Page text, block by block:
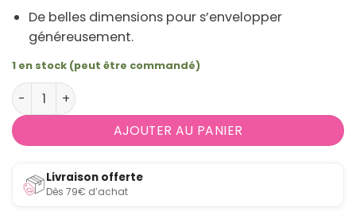
De belles dimensions pour s’envelopper
généreusement.
1 en stock (peut être commandé)
quantité de Plaid à carreaux en laine recyclée en
AJOUTER AU PANIER
Livraison offerte
Dès 79€ d’achat